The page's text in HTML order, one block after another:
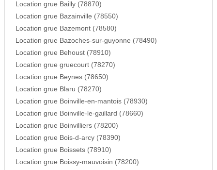
Location grue Bailly (78870)
Location grue Bazainville (78550)
Location grue Bazemont (78580)
Location grue Bazoches-sur-guyonne (78490)
Location grue Behoust (78910)
Location grue gruecourt (78270)
Location grue Beynes (78650)
Location grue Blaru (78270)
Location grue Boinville-en-mantois (78930)
Location grue Boinville-le-gaillard (78660)
Location grue Boinvilliers (78200)
Location grue Bois-d-arcy (78390)
Location grue Boissets (78910)
Location grue Boissy-mauvoisin (78200)